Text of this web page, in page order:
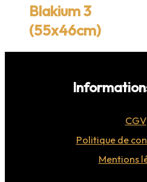
Blakium 3
(55x46cm)
CGV
Politique de
Mentions